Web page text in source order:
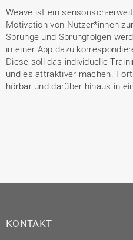
Weave ist ein sensorisch-
Motivation von Nutzer*innen
Sprünge und Sprungfolgen
in einer App dazu
Diese soll das individuelle
und es attraktiver machen.
hörbar und darüber hinaus in
KONTAKT